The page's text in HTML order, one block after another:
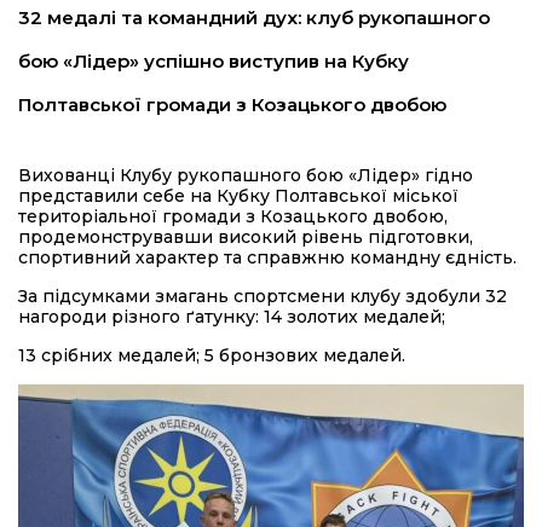
32 медалі та командний дух: клуб рукопашного
бою «Лідер» успішно виступив на Кубку
Полтавської громади з Козацького двобою
Вихованці Клубу рукопашного бою «Лідер» гідно
представили себе на Кубку Полтавської міської
територіальної громади з Козацького двобою,
продемонструвавши високий рівень підготовки,
спортивний характер та справжню командну єдність.
За підсумками змагань спортсмени клубу здобули 32
нагороди різного ґатунку: 14 золотих медалей;
13 срібних медалей; 5 бронзових медалей.